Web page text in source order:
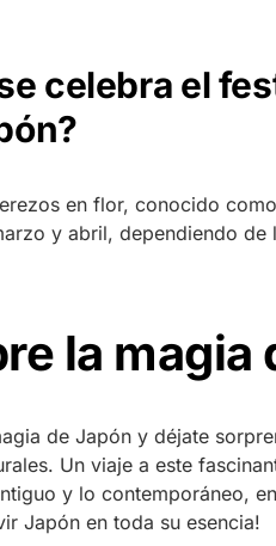
celebra el
en flor, conocido
y abril, dependiendo de
la magia
de Japón y déjate
Un viaje a este
y lo contemporáneo,
Japón en toda su esencia!